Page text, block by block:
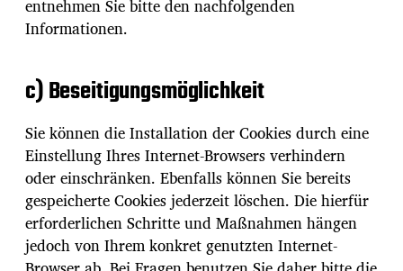
entnehmen Sie bitte den nachfolgenden
Informationen.
c) Beseitigungsmöglichkeit
Sie können die Installation der Cookies durch eine
Einstellung Ihres Internet-Browsers verhindern
oder einschränken. Ebenfalls können Sie bereits
gespeicherte Cookies jederzeit löschen. Die hierfür
erforderlichen Schritte und Maßnahmen hängen
jedoch von Ihrem konkret genutzten Internet-